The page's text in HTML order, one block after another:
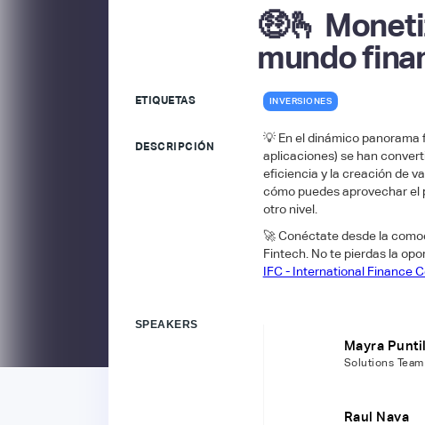
🤑​🫰
mundo
ETIQUETAS INVERSIONES
DESCRIPCIÓN
💡​ En el dinámico
aplicaciones) se han
eficiencia y la creación de
cómo puedes aprovechar el
otro nivel.
​🚀​ Conéctate desde la
Fintech. No te pierdas la
IFC - International Finance
SPEAKERS
Mayra
Solutions
Raul Nava